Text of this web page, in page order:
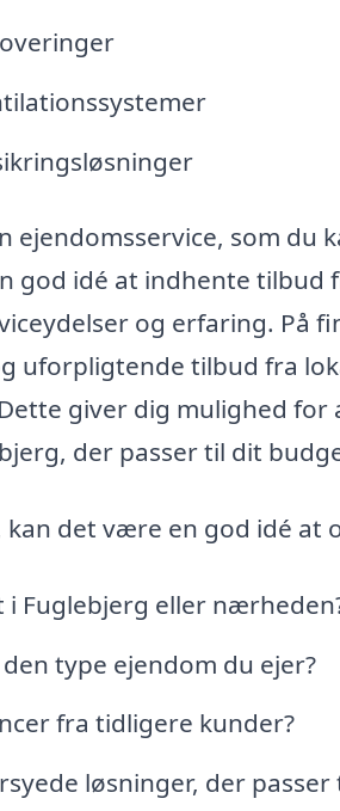
ejendomsservice, som du
god idé at indhente tilbud
og erfaring. På
uforpligtende tilbud fra
giver dig mulighed
der passer til dit
det være en god idé at
i Fuglebjerg eller
type ejendom du ejer?
fra tidligere kunder?
løsninger, der passer